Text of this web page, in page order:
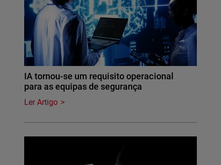
IA tornou-se um requisito operacional
para as equipas de segurança
Ler Artigo